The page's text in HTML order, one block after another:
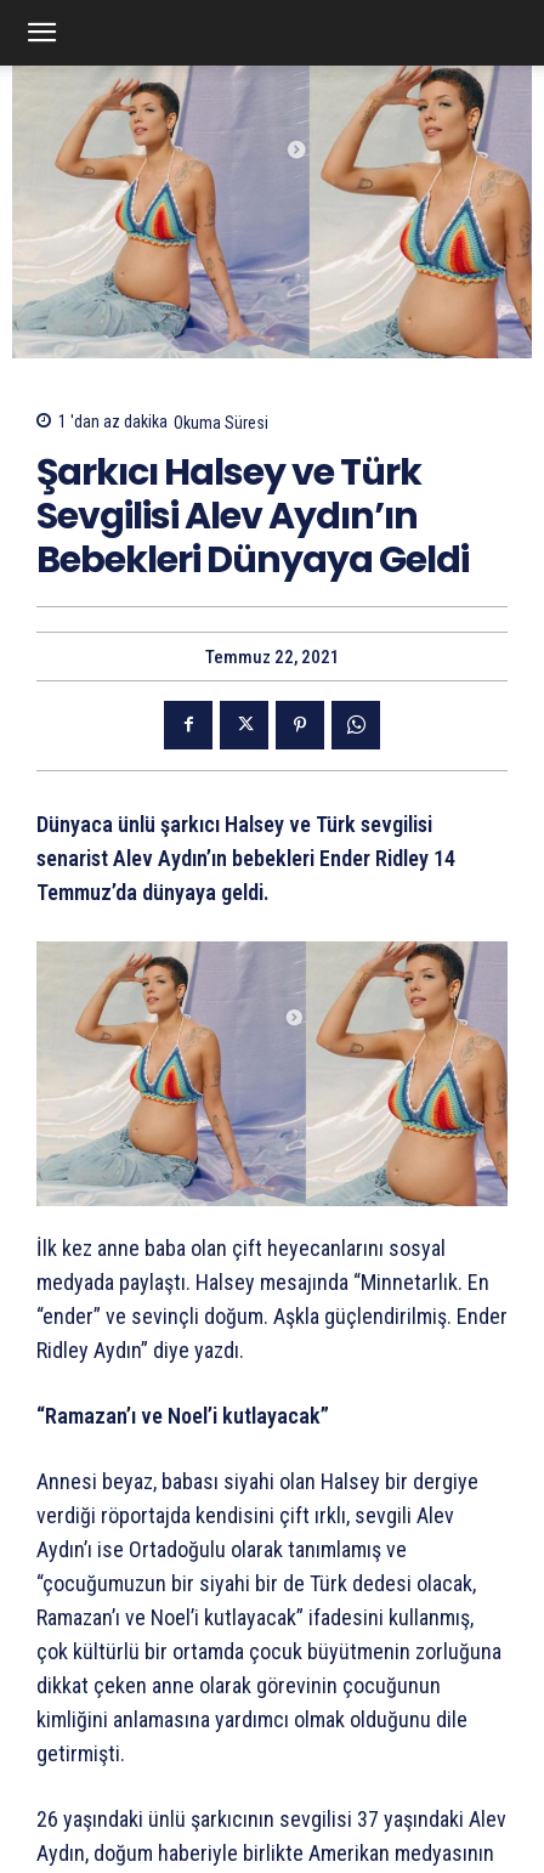
1 'dan az dakika Okuma Süresi
Şarkıcı Halsey ve Türk
Sevgilisi Alev Aydın’ın
Bebekleri Dünyaya Geldi
Temmuz 22, 2021
Dünyaca ünlü şarkıcı Halsey ve Türk sevgilisi
senarist Alev Aydın’ın bebekleri Ender Ridley 14
Temmuz’da dünyaya geldi.
İlk kez anne baba olan çift heyecanlarını sosyal
medyada paylaştı. Halsey mesajında “Minnetarlık. En
“ender” ve sevinçli doğum. Aşkla güçlendirilmiş. Ender
Ridley Aydın” diye yazdı.
“Ramazan’ı ve Noel’i kutlayacak”
Annesi beyaz, babası siyahi olan Halsey bir dergiye
verdiği röportajda kendisini çift ırklı, sevgili Alev
Aydın’ı ise Ortadoğulu olarak tanımlamış ve
“çocuğumuzun bir siyahi bir de Türk dedesi olacak,
Ramazan’ı ve Noel’i kutlayacak” ifadesini kullanmış,
çok kültürlü bir ortamda çocuk büyütmenin zorluğuna
dikkat çeken anne olarak görevinin çocuğunun
kimliğini anlamasına yardımcı olmak olduğunu dile
getirmişti.
26 yaşındaki ünlü şarkıcının sevgilisi 37 yaşındaki Alev
Aydın, doğum haberiyle birlikte Amerikan medyasının